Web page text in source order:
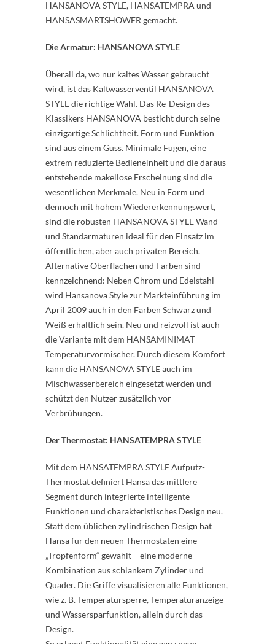
HANSANOVA STYLE, HANSATEMPRA und
HANSASMARTSHOWER gemacht.
Die Armatur: HANSANOVA STYLE
Überall da, wo nur kaltes Wasser gebraucht
wird, ist das Kaltwasserventil HANSANOVA
STYLE die richtige Wahl. Das Re-Design des
Klassikers HANSANOVA besticht durch seine
einzigartige Schlichtheit. Form und Funktion
sind aus einem Guss. Minimale Fugen, eine
extrem reduzierte Bedieneinheit und die daraus
entstehende makellose Erscheinung sind die
wesentlichen Merkmale. Neu in Form und
dennoch mit hohem Wiedererkennungswert,
sind die robusten HANSANOVA STYLE Wand-
und Standarmaturen ideal für den Einsatz im
öffentlichen, aber auch privaten Bereich.
Alternative Oberflächen und Farben sind
kennzeichnend: Neben Chrom und Edelstahl
wird Hansanova Style zur Markteinführung im
April 2009 auch in den Farben Schwarz und
Weiß erhältlich sein. Neu und reizvoll ist auch
die Variante mit dem HANSAMINIMAT
Temperaturvormischer. Durch diesem Komfort
kann die HANSANOVA STYLE auch im
Mischwasserbereich eingesetzt werden und
schützt den Nutzer zusätzlich vor
Verbrühungen.
Der Thermostat: HANSATEMPRA STYLE
Mit dem HANSATEMPRA STYLE Aufputz-
Thermostat definiert Hansa das mittlere
Segment durch integrierte intelligente
Funktionen und charakteristisches Design neu.
Statt dem üblichen zylindrischen Design hat
Hansa für den neuen Thermostaten eine
„Tropfenform“ gewählt – eine moderne
Kombination aus schlankem Zylinder und
Quader. Die Griffe visualisieren alle Funktionen,
wie z. B. Temperatursperre, Temperaturanzeige
und Wassersparfunktion, allein durch das
Design.